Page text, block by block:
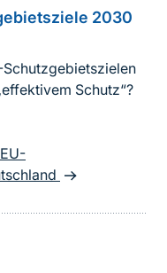
2030
Schutz“?